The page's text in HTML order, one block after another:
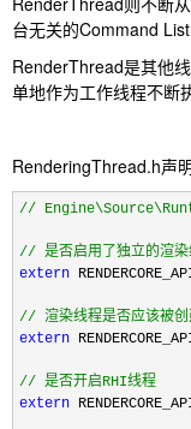
台无关的Command List
RenderThread是其他
单地作为工作线程不断
RenderingThread.h声
//
// 是否启用了独立的渲
extern
// 渲染线程是否应该被
extern
// 是否开启RHI线程
extern